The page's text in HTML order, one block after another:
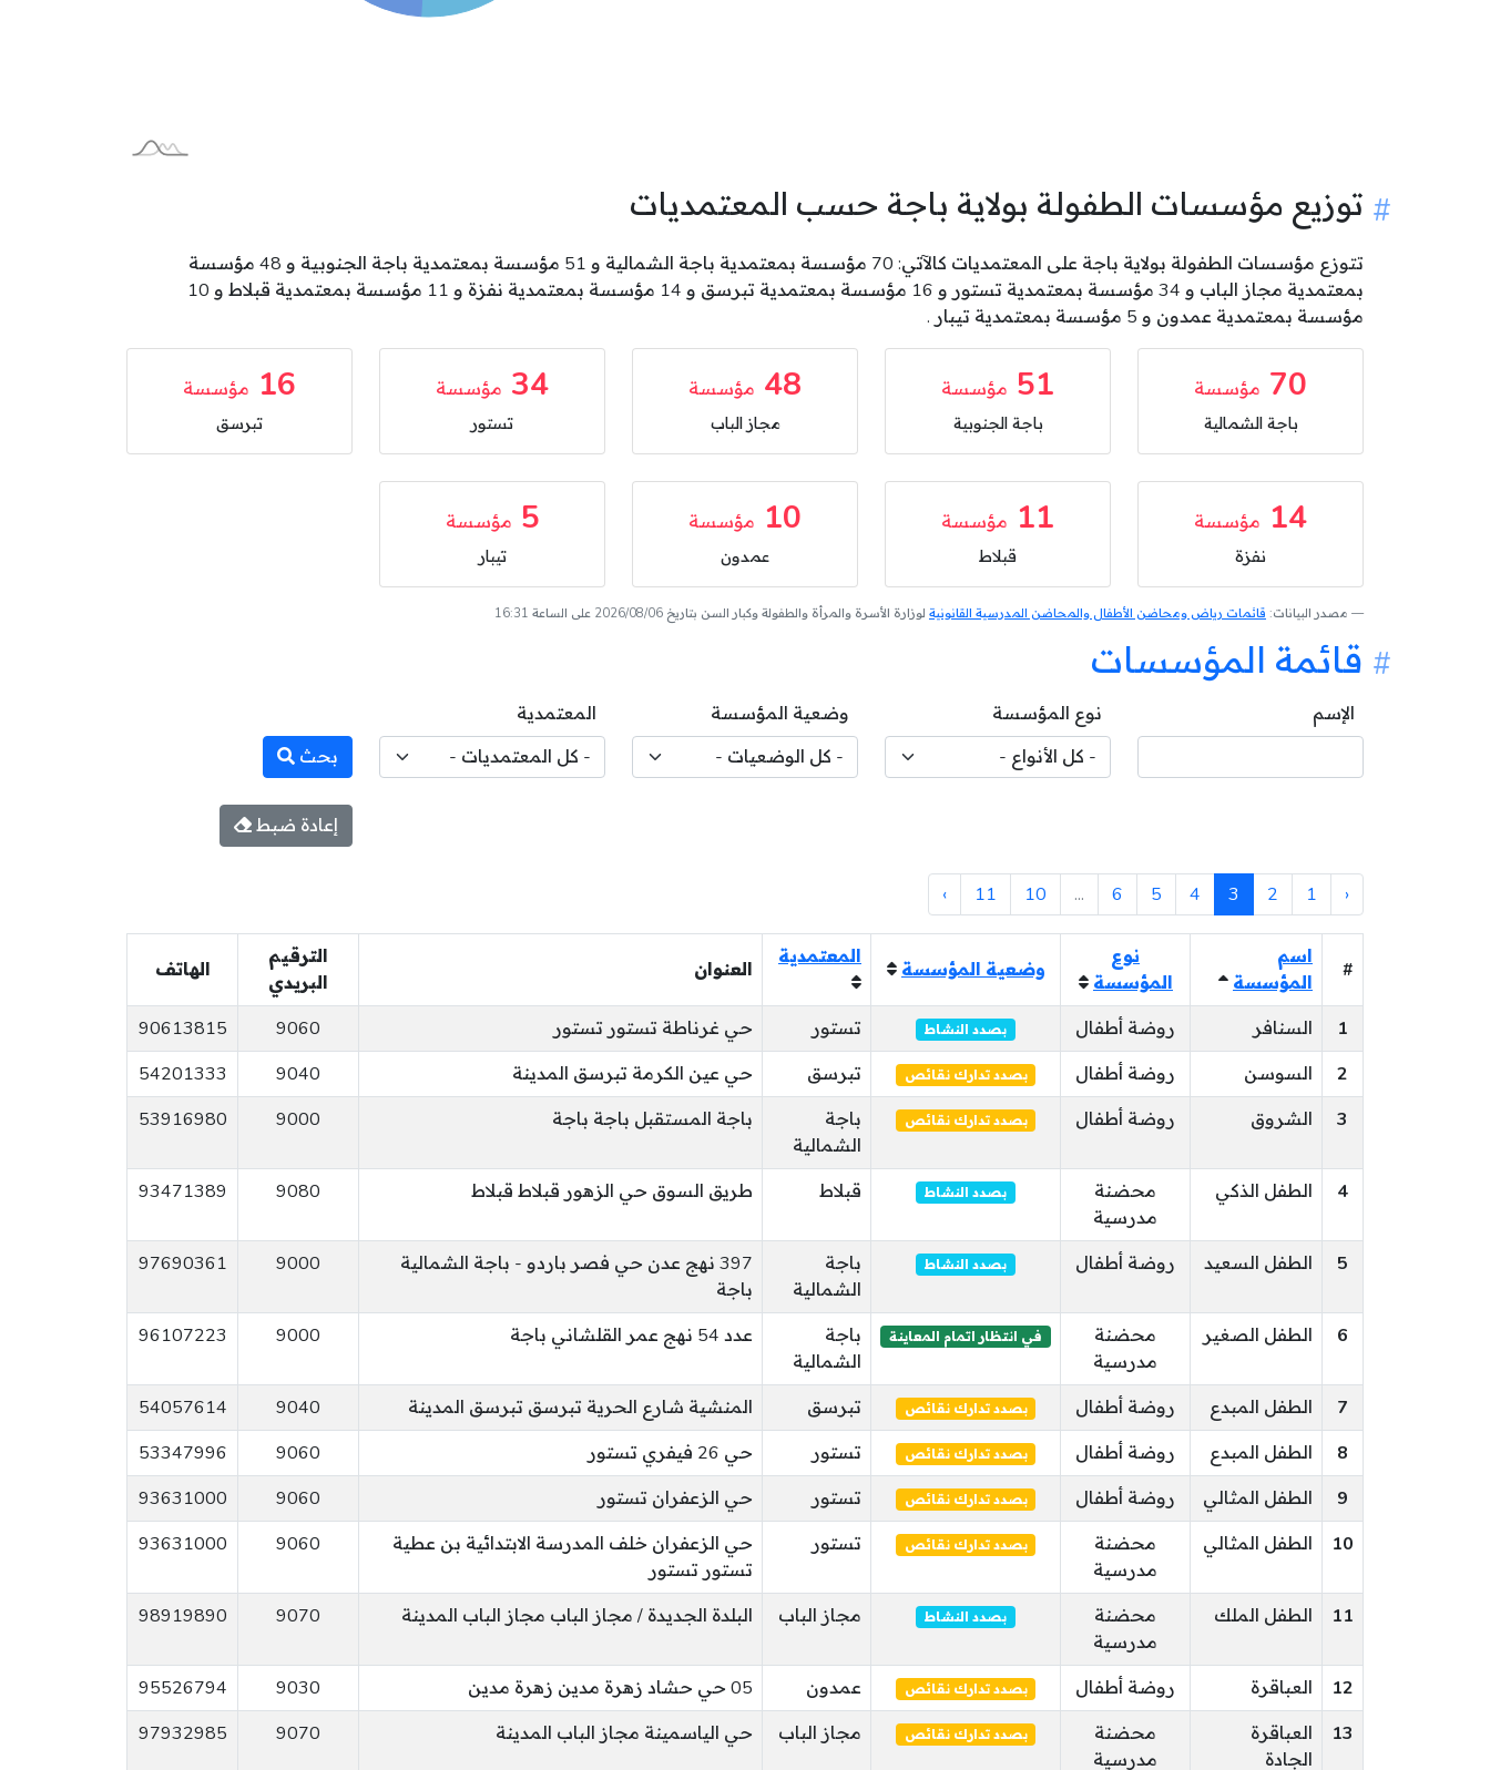
توزيع مؤسسات الطفولة بولاية باجة حسب المعتمديات
تتوزع مؤسسات الطفولة بولاية باجة على المعتمديات كالآتي: 70 مؤسسة بمعتمدية باجة الشمالية و 51 مؤسسة بمعتمدية باجة الجنوبية و 48 مؤسسة
بمعتمدية مجاز الباب و 34 مؤسسة بمعتمدية تستور و 16 مؤسسة بمعتمدية تبرسق و 14 مؤسسة بمعتمدية نفزة و 11 مؤسسة بمعتمدية قبلاط و 10
مؤسسة بمعتمدية عمدون و 5 مؤسسة بمعتمدية تيبار .
70 مؤسسة
باجة الشمالية
51 مؤسسة
باجة الجنوبية
48 مؤسسة
مجاز الباب
34 مؤسسة
تستور
16 مؤسسة
تبرسق
14 مؤسسة
نفزة
11 مؤسسة
قبلاط
10 مؤسسة
عمدون
5 مؤسسة
تيبار
مصدر البيانات: قائمات رياض ومحاضن الأطفال والمحاضن المدرسية القانونية لوزارة الأسرة والمرأة والطفولة وكبار السن بتاريخ 2026/08/06 على الساعة 16:31
قائمة المؤسسات
الإسم نوع المؤسسة وضعية المؤسسة
المعتمدية
بحث
إعادة ضبط
‹
1
2
3
4
5
6
...
10
11
›
#
اسم
المؤسسة
نوع
المؤسسة
وضعية المؤسسة
المعتمدية
العنوان
الترقيم
البريدي
الهاتف
1 السنافر روضة أطفال بصدد النشاط تستور حي غرناطة تستور تستور 9060
90613815
2
السوسن روضة أطفال بصدد تدارك نقائص تبرسق حي عين الكرمة تبرسق المدينة 9040
54201333
3
الشروق روضة أطفال بصدد تدارك نقائص
باجة
الشمالية
باجة المستقبل باجة باجة 9000
53916980
4 الطفل الذكي
محضنة
مدرسية
بصدد النشاط قبلاط طريق السوق حي الزهور قبلاط قبلاط 9080
93471389
5 الطفل السعيد روضة أطفال بصدد النشاط
باجة
الشمالية
397 نهج عدن حي فصر باردو - باجة الشمالية
باجة
9000
97690361
6 الطفل الصغير
محضنة
مدرسية
في انتظار اتمام المعاينة
باجة
الشمالية
عدد 54 نهج عمر القلشاني باجة 9000
96107223
7 الطفل المبدع روضة أطفال بصدد تدارك نقائص تبرسق المنشية شارع الحرية تبرسق تبرسق المدينة 9040
54057614
8
الطفل المبدع روضة أطفال بصدد تدارك نقائص تستور حي 26 فيفري تستور 9060
53347996
9
الطفل المثالي روضة أطفال بصدد تدارك نقائص تستور حي الزعفران تستور 9060
93631000
10
الطفل المثالي
محضنة
مدرسية
بصدد تدارك نقائص تستور
حي الزعفران خلف المدرسة الابتدائية بن عطية
تستور تستور
9060
93631000
11 الطفل الملك
محضنة
مدرسية
بصدد النشاط مجاز الباب البلدة الجديدة / مجاز الباب مجاز الباب المدينة 9070
98919890
12 العباقرة روضة أطفال بصدد تدارك نقائص عمدون 05 حي حشاد زهرة مدين زهرة مدين 9030
95526794
13
العباقرة
الجادة
محضنة
مدرسية
بصدد تدارك نقائص مجاز الباب حي الياسمينة مجاز الباب المدينة 9070
97932985